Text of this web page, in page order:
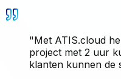
"Met ATIS.cloud
project met 2 uur
klanten kunnen de